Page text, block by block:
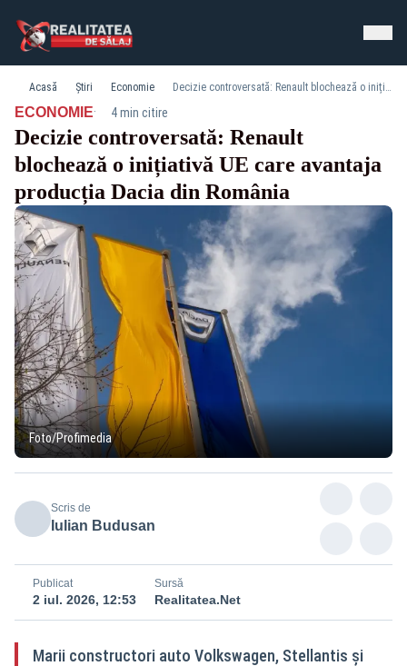
Acasă Știri Economie Decizie controversată: Renault blochează o inițiativă UE care avantaja producția Dacia din România
ECONOMIE· 4 min citire
Decizie controversată: Renault
blochează o inițiativă UE care avantaja
producția Dacia din România
Foto/Profimedia
Scris de
Iulian Budusan
Publicat
2 iul. 2026, 12:53
Sursă
Realitatea.Net
Marii constructori auto Volkswagen, Stellantis și